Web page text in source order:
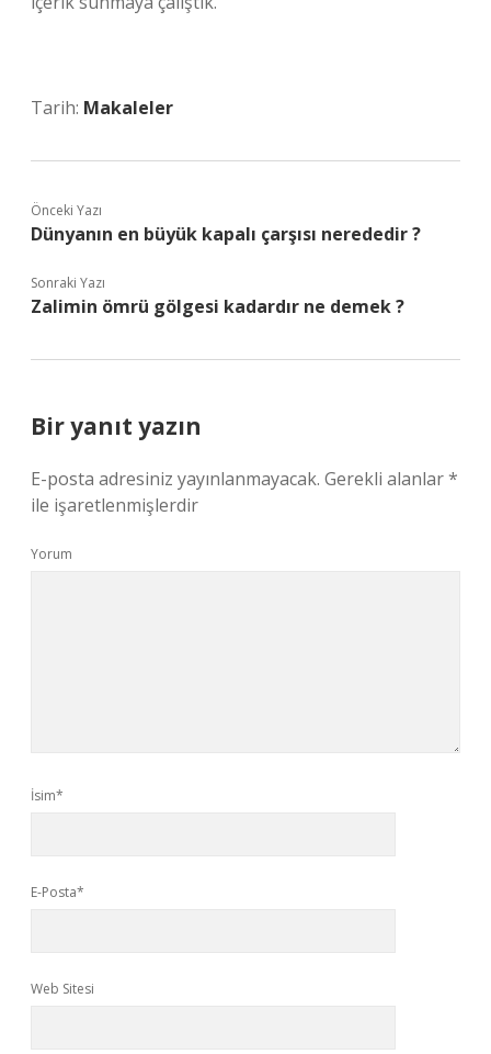
Tarih: Makaleler
Önceki Yazı
Dünyanın en büyük kapalı çarşısı nerededir ?
Sonraki Yazı
Zalimin ömrü gölgesi kadardır ne demek ?
Bir yanıt yazın
E-posta adresiniz yayınlanmayacak. Gerekli alanlar*
ile işaretlenmişlerdir
Yorum
İsim*
E-Posta*
Web Sitesi